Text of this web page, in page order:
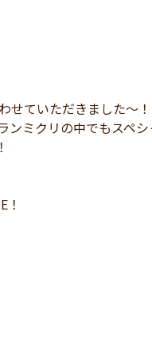
ていただきました～！
ミクリの中でもスペ